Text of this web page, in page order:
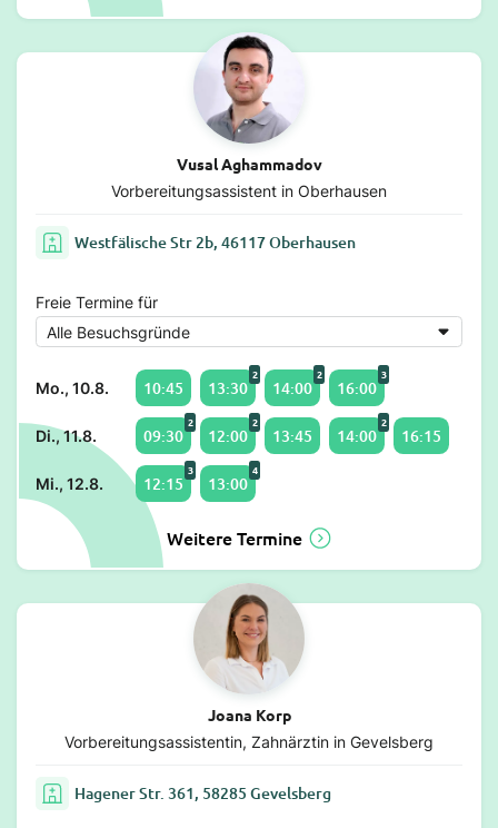
Vusal Aghammadov
Vorbereitungsassistent in Oberhausen
Westfälische Str 2b, 46117 Oberhausen
Freie Termine für
Mo., 10.8. 10:45 13:30
2
14:00
2
16:00
3
Di., 11.8. 09:30
2
12:00
2
13:45 14:00
2
16:15
Mi., 12.8. 12:15
3
13:00
4
Weitere Termine
Joana Korp
Vorbereitungsassistentin, Zahnärztin in Gevelsberg
Hagener Str. 361, 58285 Gevelsberg